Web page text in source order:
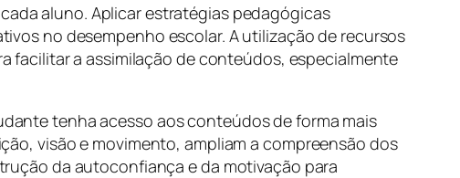
aluno. Aplicar estratégias pedagógicas
no desempenho escolar. A utilização de recursos
facilitar a assimilação de conteúdos, especialmente
tenha acesso aos conteúdos de forma mais
visão e movimento, ampliam a compreensão dos
da autoconfiança e da motivação para